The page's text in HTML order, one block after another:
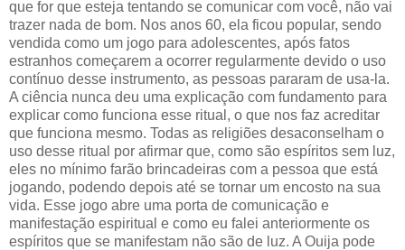
que for que esteja tentando se comunicar com você, não vai
trazer nada de bom. Nos anos 60, ela ficou popular, sendo
vendida como um jogo para adolescentes, após fatos
estranhos começarem a ocorrer regularmente devido o uso
contínuo desse instrumento, as pessoas pararam de usa-la.
A ciência nunca deu uma explicação com fundamento para
explicar como funciona esse ritual, o que nos faz acreditar
que funciona mesmo. Todas as religiões desaconselham o
uso desse ritual por afirmar que, como são espíritos sem luz,
eles no mínimo farão brincadeiras com a pessoa que está
jogando, podendo depois até se tornar um encosto na sua
vida. Esse jogo abre uma porta de comunicação e
manifestação espiritual e como eu falei anteriormente os
espíritos que se manifestam não são de luz. A Ouija pode